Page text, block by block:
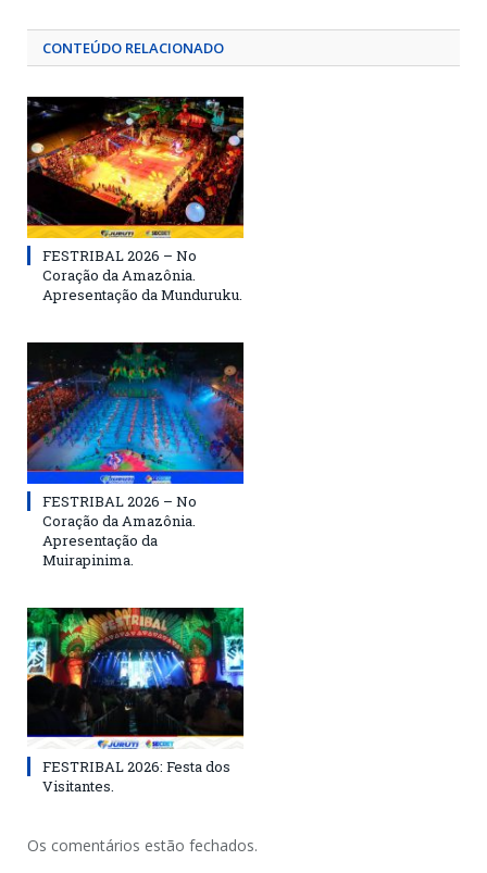
CONTEÚDO RELACIONADO
FESTRIBAL 2026 – No
Coração da Amazônia.
Apresentação da Munduruku.
FESTRIBAL 2026 – No
Coração da Amazônia.
Apresentação da
Muirapinima.
FESTRIBAL 2026: Festa dos
Visitantes.
Os comentários estão fechados.